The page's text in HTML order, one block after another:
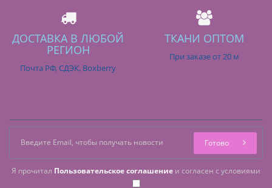
ДОСТАВКА В ЛЮБОЙ
РЕГИОН
Почта РФ, СДЭК, Boxberry
ТКАНИ ОПТОМ
При заказе от 20 м
Я прочитал Пользовательское соглашение и согласен с условиями
Готово